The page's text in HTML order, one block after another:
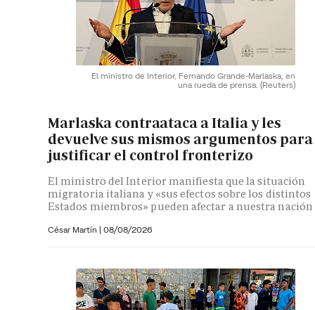
El ministro de Interior, Fernando Grande-Marlaska, en
una rueda de prensa. (Reuters)
Marlaska contraataca a Italia y les
devuelve sus mismos argumentos para
justificar el control fronterizo
El ministro del Interior manifiesta que la situación
migratoria italiana y «sus efectos sobre los distintos
Estados miembros» pueden afectar a nuestra nación
César Martín | 08/08/2026